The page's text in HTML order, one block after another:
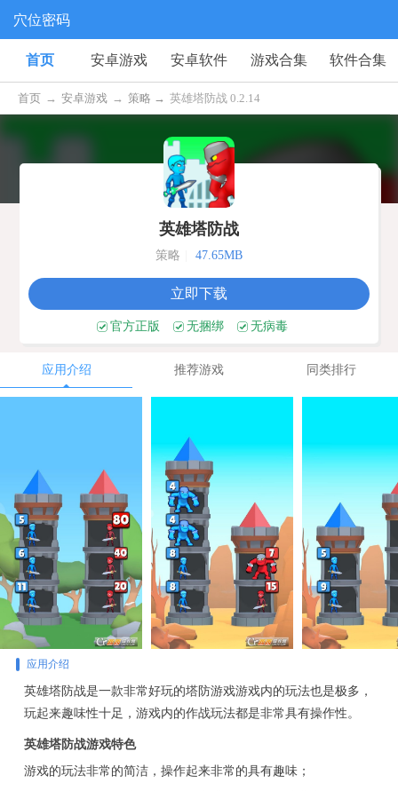
穴位密码
首页 安卓游戏 安卓软件 游戏合集 软件合集
首页 → 安卓游戏 → 策略 → 英雄塔防战 0.2.14
英雄塔防战
策略 47.65MB
立即下载
官方正版 无捆绑 无病毒
应用介绍 推荐游戏 同类排行
应用介绍
英雄塔防战是一款非常好玩的塔防游戏游戏内的玩法也是极多，
玩起来趣味性十足，游戏内的作战玩法都是非常具有操作性。
英雄塔防战游戏特色
游戏的玩法非常的简洁，操作起来非常的具有趣味；